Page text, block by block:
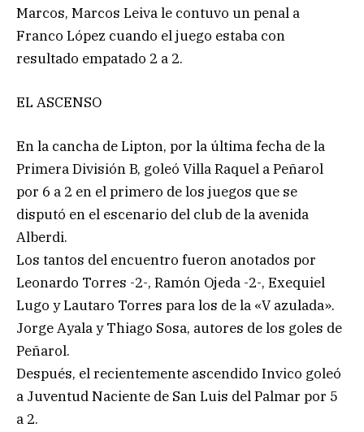
Marcos, Marcos Leiva le contuvo un penal a
Franco López cuando el juego estaba con
resultado empatado 2 a 2.
EL ASCENSO
En la cancha de Lipton, por la última fecha de la
Primera División B, goleó Villa Raquel a Peñarol
por 6 a 2 en el primero de los juegos que se
disputó en el escenario del club de la avenida
Alberdi.
Los tantos del encuentro fueron anotados por
Leonardo Torres -2-, Ramón Ojeda -2-, Exequiel
Lugo y Lautaro Torres para los de la «V azulada».
Jorge Ayala y Thiago Sosa, autores de los goles de
Peñarol.
Después, el recientemente ascendido Invico goleó
a Juventud Naciente de San Luis del Palmar por 5
a 2.